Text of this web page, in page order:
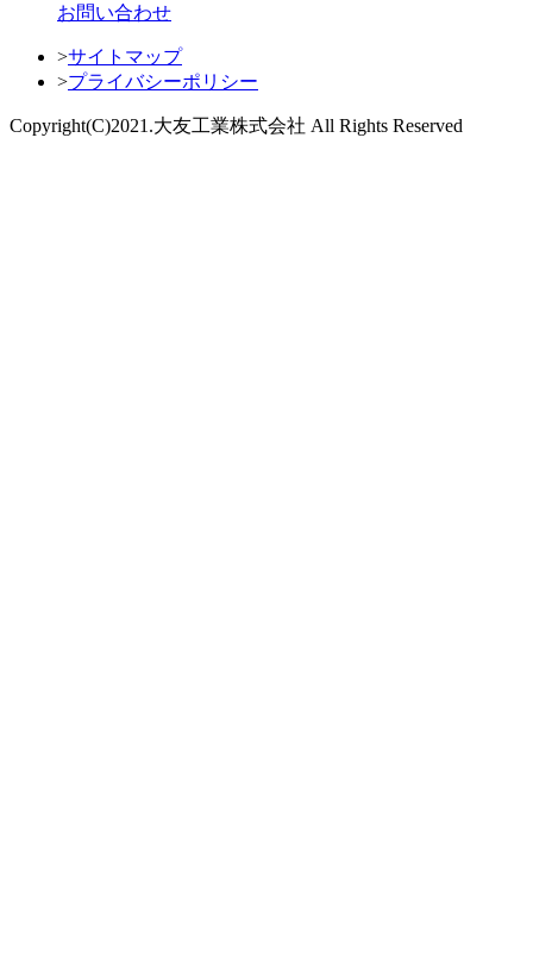
お問い合わせ
>サイトマップ
>プライバシーポリシー
Copyright(C)2021.⼤友⼯業株式会社 All Rights Reserved